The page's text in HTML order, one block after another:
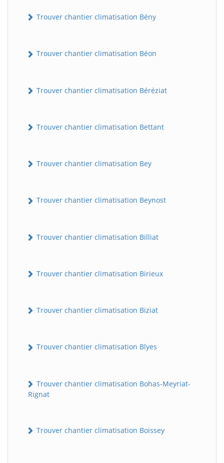
Trouver chantier climatisation Bény
Trouver chantier climatisation Béon
Trouver chantier climatisation Béréziat
Trouver chantier climatisation Bettant
Trouver chantier climatisation Bey
Trouver chantier climatisation Beynost
Trouver chantier climatisation Billiat
Trouver chantier climatisation Birieux
Trouver chantier climatisation Biziat
Trouver chantier climatisation Blyes
Trouver chantier climatisation Bohas-Meyriat-
Rignat
Trouver chantier climatisation Boissey